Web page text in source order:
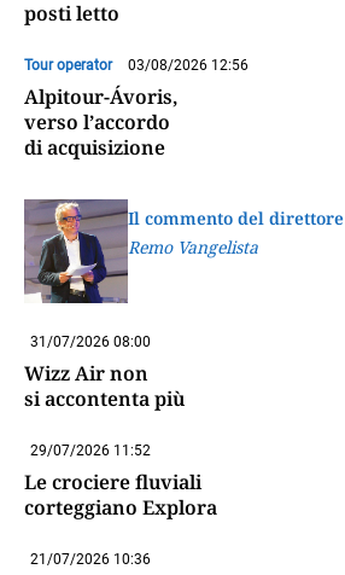
posti letto
Tour operator 03/08/2026 12:56
Alpitour-Ávoris,
verso l’accordo
di acquisizione
Il commento del direttore
Remo Vangelista
31/07/2026 08:00
Wizz Air non
si accontenta più
29/07/2026 11:52
Le crociere fluviali
corteggiano Explora
21/07/2026 10:36